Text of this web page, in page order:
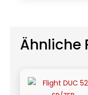
Ähnliche